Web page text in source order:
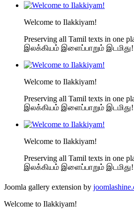
Welcome to Ilakkiyam!
Preserving all Tamil texts in
இலக்கியம் இளைப்பாறும் இடமிது!
Welcome to Ilakkiyam!
Preserving all Tamil texts in
இலக்கியம் இளைப்பாறும் இடமிது!
Welcome to Ilakkiyam!
Preserving all Tamil texts in
இலக்கியம் இளைப்பாறும் இடமிது!
Joomla gallery extension by
Welcome to Ilakkiyam!